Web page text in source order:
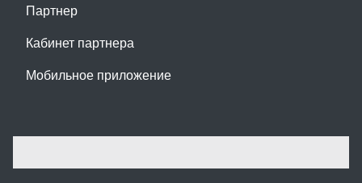
Партнер
Кабинет партнера
Мобильное приложение